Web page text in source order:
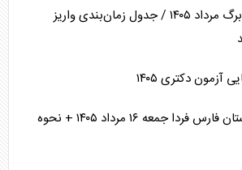
تغییر زمان واریز کالابرگ مرداد ۱۴۰۵ / جدول زمان‌بندی واریز
آزمون دکتری ۱۴۰۵
جدول قطعی برق استان فارس فردا جمعه ۱۶ مرداد ۱۴۰۵ + نحوه